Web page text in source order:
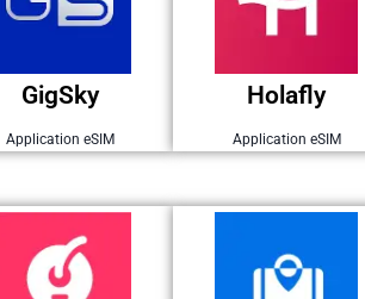
GigSky
Application eSIM
GigSky
SANA162
Holafly
Application eSIM
Parrainage
Holafly
5 % offerts
J'en profite J'en profite